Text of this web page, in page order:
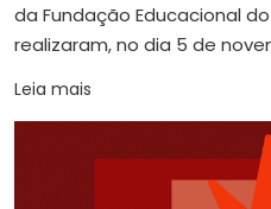
da Fundação Educacional
realizaram, no dia 5 de
Leia mais